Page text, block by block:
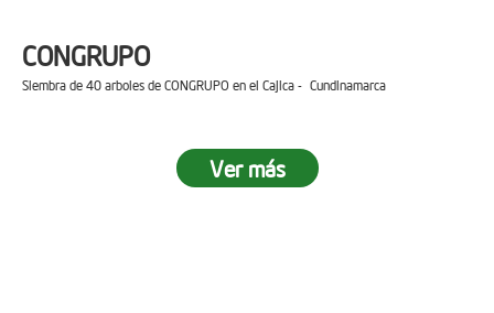
CONGRUPO
Siembra de 40 arboles de CONGRUPO en el Cajica - Cundinamarca
Ver más